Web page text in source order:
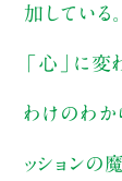
加している
「心」に変
わけのわか
ッションの